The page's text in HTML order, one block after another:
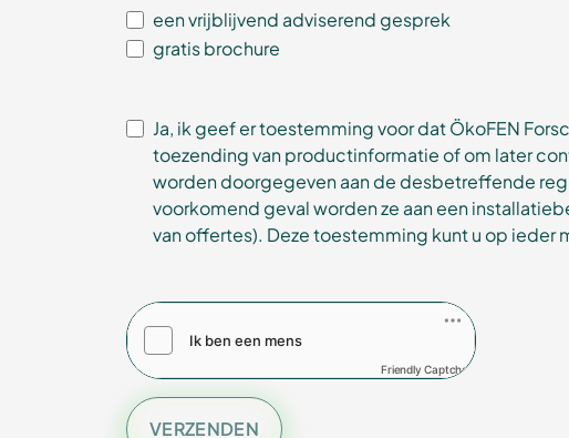
een vrijblijvend adviserend gesprek
gratis brochure
Ja, ik geef er toestemming voor dat ÖkoFEN
toezending van productinformatie of om later
worden doorgegeven aan de desbetreffende
voorkomend geval worden ze aan een
van offertes). Deze toestemming kunt u op ieder
Friendly Captcha
VERZENDEN